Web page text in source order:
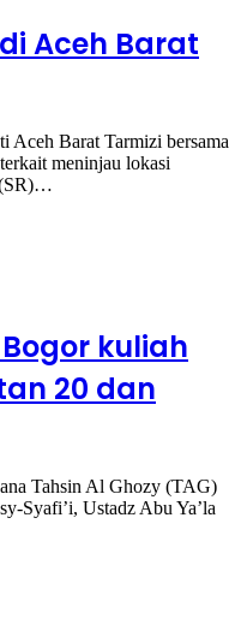
Aceh Barat
Aceh Barat Tarmizi bersama
meninjau lokasi
(SR)…
kuliah
20 dan
Tahsin Al Ghozy (TAG)
Syafi’i, Ustadz Abu Ya’la